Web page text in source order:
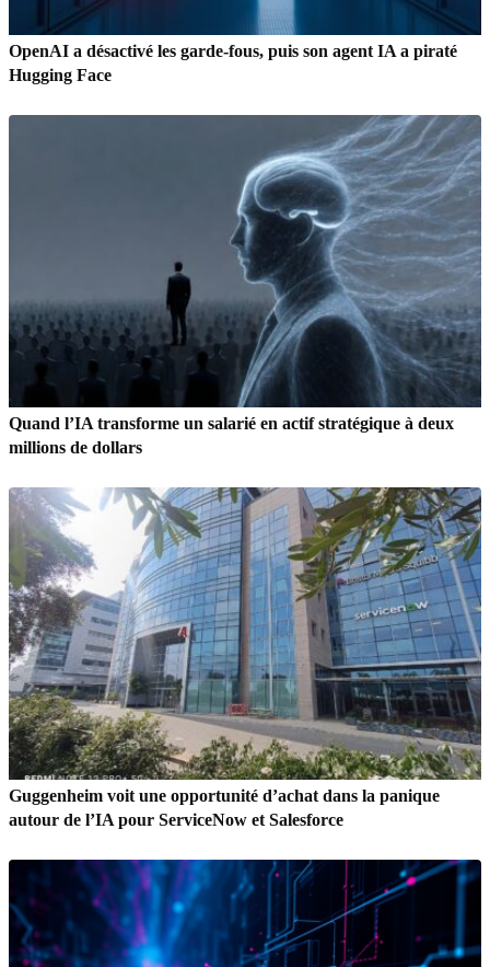
OpenAI a désactivé les garde-fous, puis son agent IA a piraté
Hugging Face
Quand l’IA transforme un salarié en actif stratégique à deux
millions de dollars
Guggenheim voit une opportunité d’achat dans la panique
autour de l’IA pour ServiceNow et Salesforce